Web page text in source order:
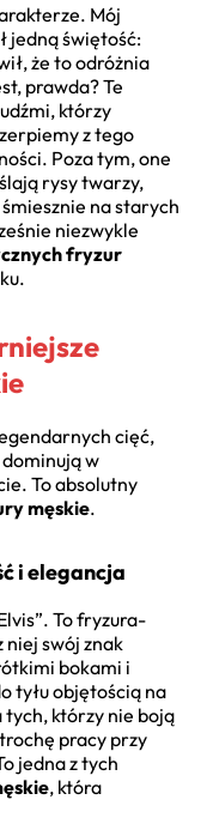
Mój
jedną świętość:
że to odróżnia
prawda? Te
którzy
z tego
Poza tym, one
rysy twarzy,
na starych
niezwykle
fryzur
cięć,
w
To absolutny
męskie.
i elegancja
To fryzura-
niej swój znak
bokami i
tyłu objętością na
tych, którzy nie boją
pracy przy
jedna z tych
, która